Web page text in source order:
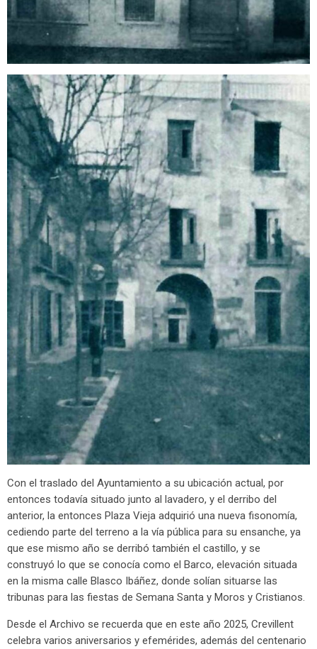
Con el traslado del Ayuntamiento a su ubicación actual, por
entonces todavía situado junto al lavadero, y el derribo del
anterior, la entonces Plaza Vieja adquirió una nueva fisonomía,
cediendo parte del terreno a la vía pública para su ensanche, ya
que ese mismo año se derribó también el castillo, y se
construyó lo que se conocía como el Barco, elevación situada
en la misma calle Blasco Ibáñez, donde solían situarse las
tribunas para las fiestas de Semana Santa y Moros y Cristianos.
Desde el Archivo se recuerda que en este año 2025, Crevillent
celebra varios aniversarios y efemérides, además del centenario